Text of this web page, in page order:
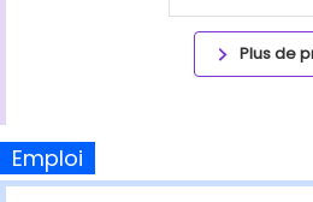
Plus de
Emploi